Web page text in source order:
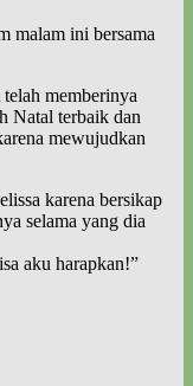
malam ini bersama
memberinya
Natal terbaik dan
mewujudkan
karena bersikap
selama yang dia
aku harapkan!”